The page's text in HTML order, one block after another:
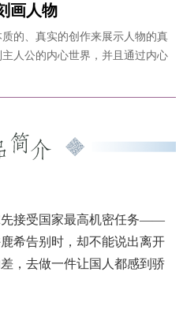
画人物
的、真实的创作来展示人物的真
人公的内心世界，并且通过内心
接受国家最高机密任务——
希告别时，却不能说出离开
，去做一件让国人都感到骄